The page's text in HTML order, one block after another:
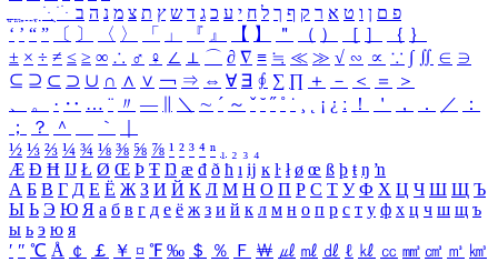
ִֶֹ ֻּ ׁׂ פ ם ן ו ט א ר ק ף ך ל ח י ע כ ג ד ש ץ ת צ מ נ ה ב
‘ ’ “ ” 〔 〕 〈 〉 「 」 『 』 【 】 ＂ （ ） ［ ］ ｛ ｝
± × ÷ ≠ ≤ ≥ ∞ ∴ ♂ ♀ ∠ ⊥ ⌒ ∂ ∇ ≡ ≒ ≪ ≫ √ ∽ ∝ ∵ ∫ ∬ ∈ ∋
⊆ ⊇ ⊂ ⊃ ∪ ∩ ∧ ∨ ￢ ⇒ ⇔ ∀ ∃ ∮ ∑ ∏ ＋ － ＜ ＝
＞
、
。 · ‥ … ¨ 〃 ― ＼ ∼ ´ ～ ˇ ˘ ˝ ˚ ˙ ¸ ¡ ¿ ː ！ ＇ ， ． ／
：
；
？ ＾ ｀
½ ⅓ ⅔ ¼ ¾ ⅛ ⅜ ⅝ ⅞ ¹ ² ³ ⁴ ⁿ ₁ ₂ ₃ ₄
Æ Ð Ħ Ĳ Ł Ø Œ Þ Ŧ Ŋ æ đ ð ħ ı ĳ ĸ ŀ ł ø œ ß þ ŧ ŋ ŉ
А Б В Г Д Е Ё Ж З И Й К Л М Н О П Р С Т У Ф Х Ц Ч Ш Щ Ъ
Ы Ь Э Ю Я а б в г д е ё ж з и й к л м н о п р с т у ф х ц ч ш щ ъ
ы ь э ю я
′ ″ ℃ Å ￠ ￡ ￥ ¤ ℉ ‰ ＄ ％ Ｆ ￦ ㎕ ㎖ ㎗ ℓ ㎘ ㏄ ㎣ ㎤ ㎥ ㎦